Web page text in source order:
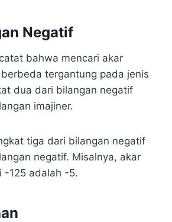
Negatif
bahwa mencari akar
tergantung pada jenis
dua dari bilangan negatif
imajiner.
tiga dari bilangan negatif
negatif. Misalnya, akar
-125 adalah -5.